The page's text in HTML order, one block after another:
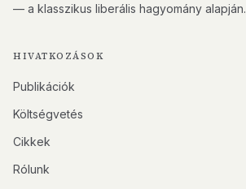
— a klasszikus liberális hagyomány alapján.
HIVATKOZÁSOK
Publikációk
Költségvetés
Cikkek
Rólunk